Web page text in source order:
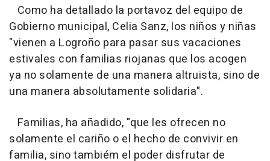
Como ha detallado la portavoz del equipo de
Gobierno municipal, Celia Sanz, los niños y niñas
"vienen a Logroño para pasar sus vacaciones
estivales con familias riojanas que los acogen
ya no solamente de una manera altruista, sino de
una manera absolutamente solidaria".
Familias, ha añadido, "que les ofrecen no
solamente el cariño o el hecho de convivir en
familia, sino tambiém el poder disfrutar de